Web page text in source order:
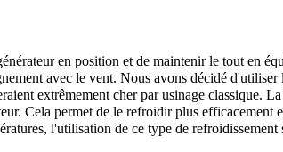
en position et de maintenir le tout en
avec le vent. Nous avons décidé
extrêmement cher par usinage classique.
Cela permet de le refroidir plus
l'utilisation de ce type de